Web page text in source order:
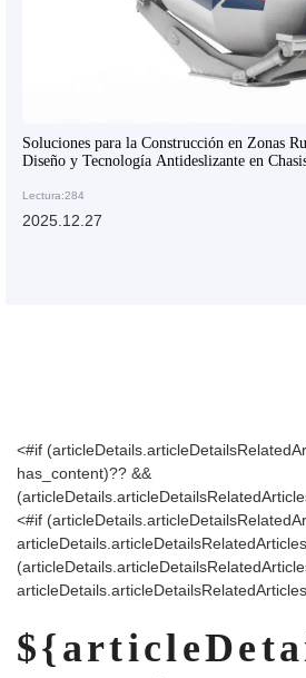
Soluciones para la Construcción en Zonas
Diseño y Tecnología Antideslizante en
Lectura:284
2025.12.27
<#if
has_content)?? &&
<#if